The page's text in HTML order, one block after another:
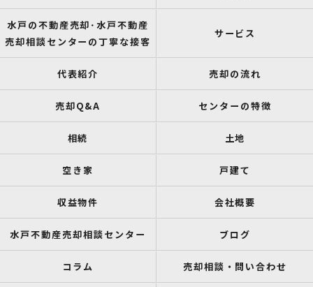
水戸の不動産売却･水戸不動産
売却相談センターの丁寧な接客
サービス
代表紹介 売却の流れ
売却Q&A センターの特徴
相続 土地
空き家 戸建て
収益物件 会社概要
水戸不動産売却相談センター ブログ
コラム 売却相談・問い合わせ